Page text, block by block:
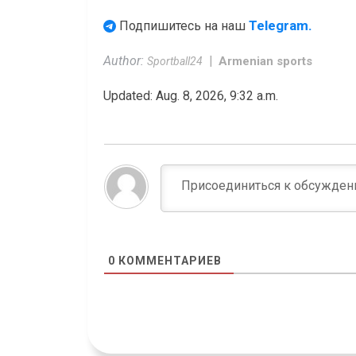
Подпишитесь на наш Telegram.
Author: Sportball24 Armenian sports
Updated: Aug. 8, 2026, 9:32 a.m.
0 КОММЕНТАРИЕВ